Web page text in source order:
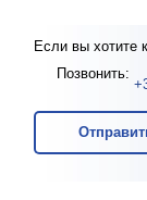
Если вы хотите
Позвонить: